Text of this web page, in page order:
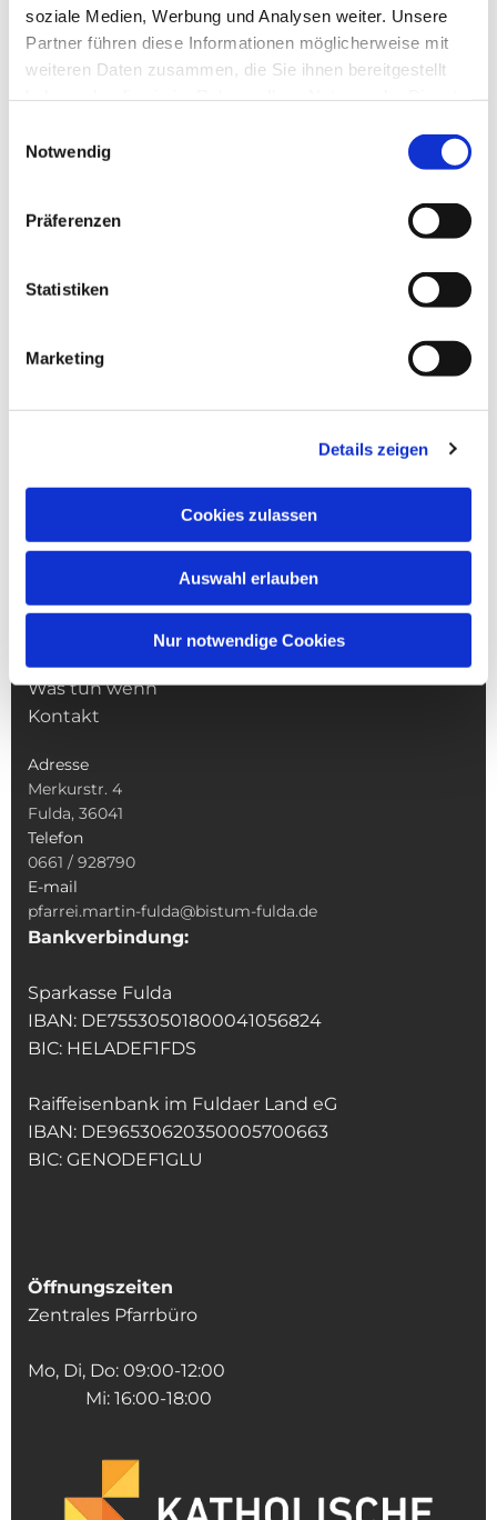
soziale Medien, Werbung und Analysen weiter. Unsere
Partner führen diese Informationen möglicherweise mit
weiteren Daten zusammen, die Sie ihnen bereitgestellt
Notwendig
Präferenzen
Statistiken
Marketing
Details zeigen
Cookies zulassen
Auswahl erlauben
Nur notwendige Cookies
NAVIGATION
Gottesdienste
Sakramente
Veranstaltungen & Angebote
Was tun wenn
Kontakt
Adresse
Merkurstr. 4
Fulda, 36041
Telefon
0661 / 928790
E-mail
pfarrei.martin-fulda@bistum-fulda.de
Bankverbindung:
Sparkasse Fulda
IBAN: DE75530501800041056824
BIC: HELADEF1FDS
Raiffeisenbank im Fuldaer Land eG
IBAN: DE96530620350005700663
BIC: GENODEF1GLU
Öffnungszeiten
Zentrales Pfarrbüro
Mo, Di, Do: 09:00-12:00
Mi: 16:00-18:00